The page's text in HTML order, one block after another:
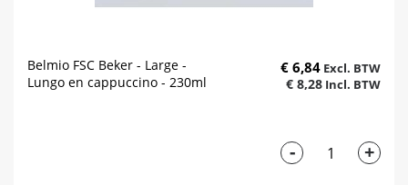
Belmio FSC Beker - Large -
Lungo en cappuccino - 230ml
€ 6,84
€ 8,28
- +